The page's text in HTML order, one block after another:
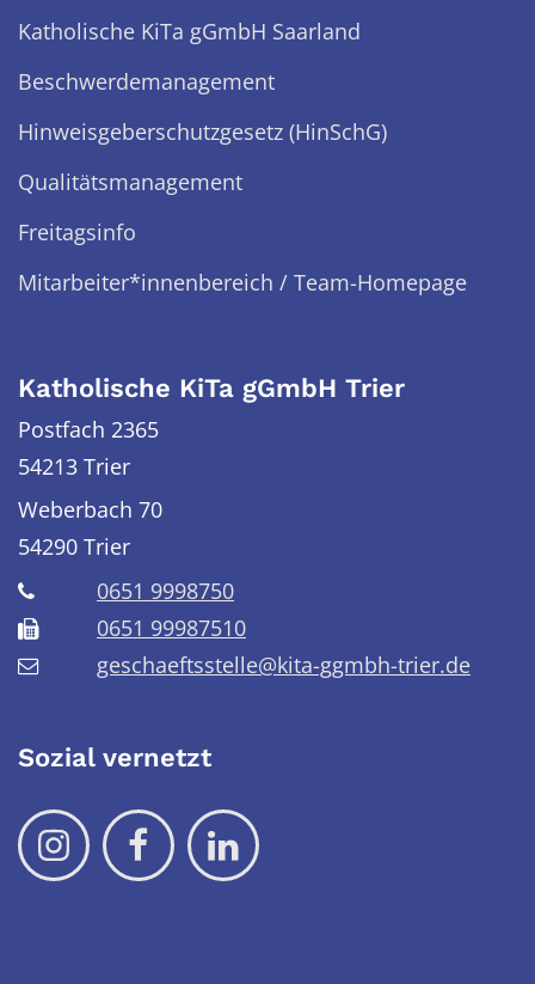
Katholische KiTa gGmbH Saarland
Beschwerdemanagement
Hinweisgeberschutzgesetz (HinSchG)
Qualitätsmanagement
Freitagsinfo
Mitarbeiter*innenbereich / Team-Homepage
Katholische KiTa gGmbH Trier
Postfach 2365
54213 Trier
Weberbach 70
54290 Trier
0651 9998750
0651 99987510
geschaeftsstelle@kita-ggmbh-trier.de
Sozial vernetzt